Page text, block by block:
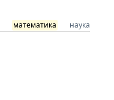
математика наука